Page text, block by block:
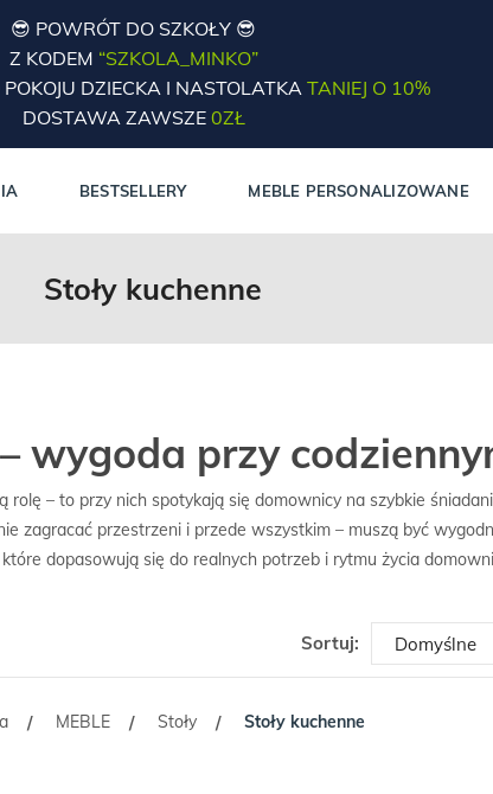
😎 POWRÓT DO SZKOŁY 😎
Z KODEM “SZKOLA_MINKO”
DZIECKA I NASTOLATKATANIEJ O 10%
DOSTAWA ZAWSZE 0ZŁ
BESTSELLERY MEBLE PERSONALIZOWANE
Stoły kuchenne
wygoda przy
rolę – to przy nich spotykają się domownicy na szybkie
zagracać przestrzeni i przede wszystkim – muszą być
dopasowują się do realnych potrzeb i rytmu życia
Sortuj:
/ MEBLE / Stoły / Stoły kuchenne